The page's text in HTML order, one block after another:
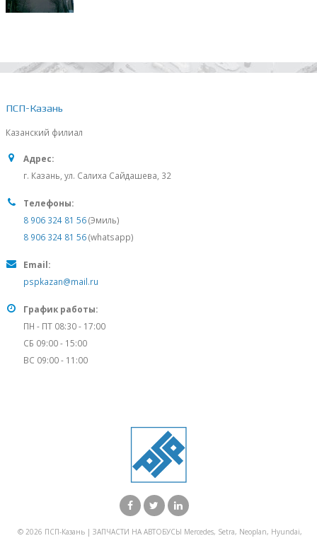
ПСП-Казань
Казанский филиал
Адрес:
г. Казань, ул. Салиха Сайдашева, 32
Телефоны:
8 906 324 81 56(Эмиль)
8 906 324 81 56(whatsapp)
Email:
pspkazan@mail.ru
График работы:
ПН - ПТ 08:30 - 17:00
СБ 09:00 - 15:00
ВС 09:00 - 11:00
© 2026 ПСП-Казань | ЗАПЧАСТИ НА АВТОБУСЫ Mercedes, Setra, Neoplan, Hyundai,